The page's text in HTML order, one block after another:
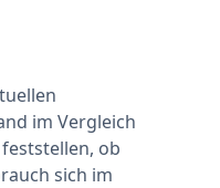
im Vergleich
ob
sich im